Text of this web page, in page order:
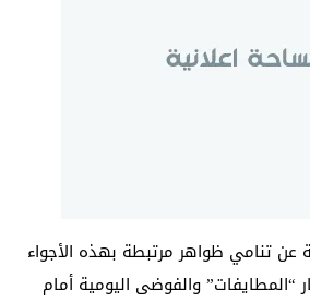
عن تنامي ظواهر مرتبطة بهذه الأجواء
“المطايفات” والفوضى اليومية أمام